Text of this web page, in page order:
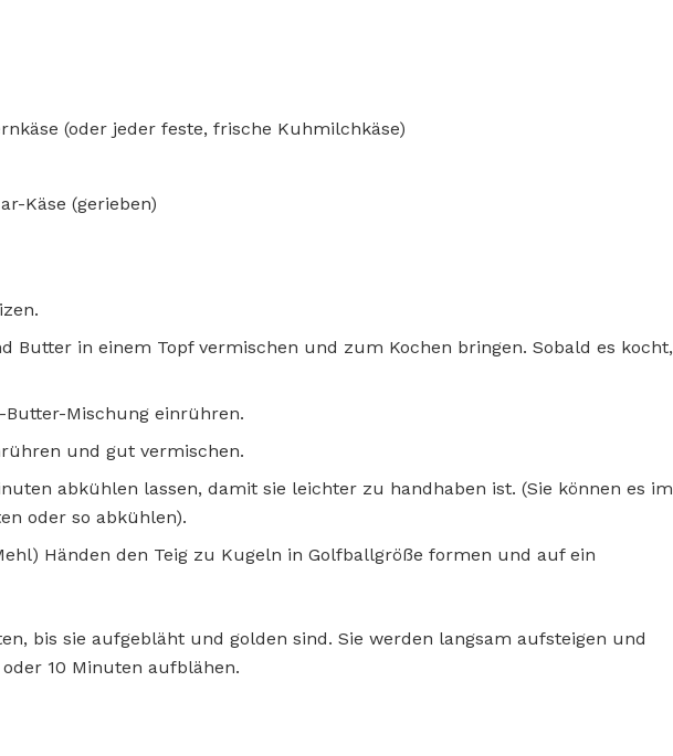
(oder jeder feste, frische Kuhmilchkäse)
Käse (gerieben)
Butter in einem Topf vermischen und zum Kochen bringen. Sobald es kocht,
Butter-Mischung einrühren.
und gut vermischen.
abkühlen lassen, damit sie leichter zu handhaben ist. (Sie können es im
oder so abkühlen).
Händen den Teig zu Kugeln in Golfballgröße formen und auf ein
bis sie aufgebläht und golden sind. Sie werden langsam aufsteigen und
10 Minuten aufblähen.